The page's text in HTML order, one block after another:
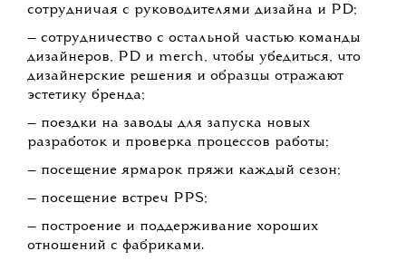
сотрудничая с руководителями дизайна и PD;
— сотрудничество с остальной частью команды
дизайнеров, PD и merch, чтобы убедиться, что
дизайнерские решения и образцы отражают
эстетику бренда;
— поездки на заводы для запуска новых
разработок и проверка процессов работы;
— посещение ярмарок пряжи каждый сезон;
— посещение встреч PPS;
— построение и поддерживание хороших
отношений с фабриками.